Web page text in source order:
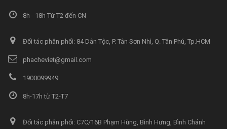
8h - 18h Từ T2 đến CN
Đối tác phân phối: 84 Dân Tộc, P. Tân Sơn Nhì, Q. Tân Phú, Tp.HCM
phacheviet@gmail.com
1900099949
8h-17h từ T2-T7
Đối tác phân phối: C7C/16B Phạm Hùng, Bình Hưng, Bình Chánh